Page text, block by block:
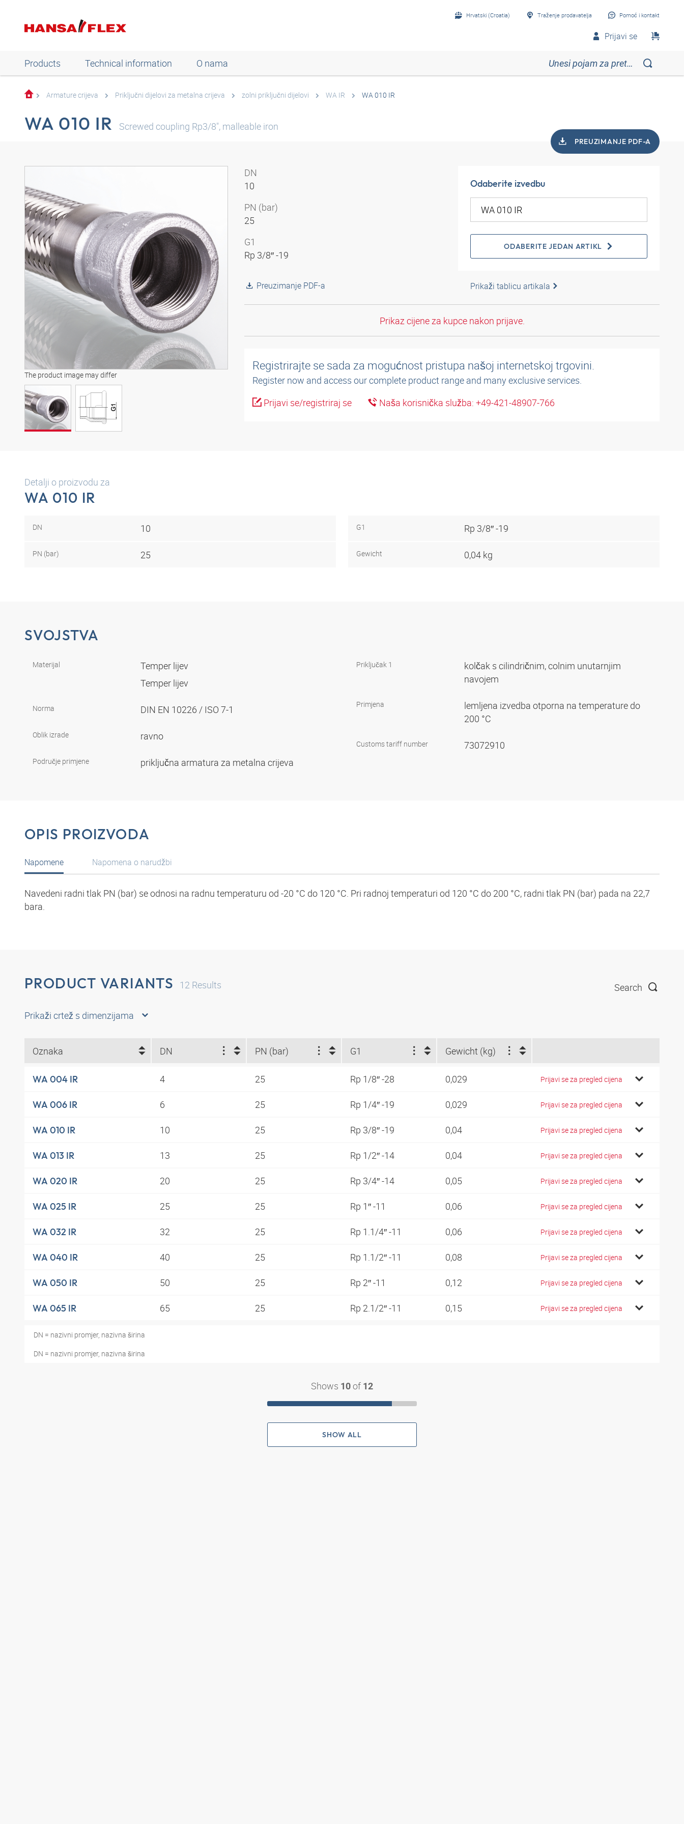
Hrvatski (Croatia) Traženje prodavatelja Pomoć i kontakt
Prijavi se
Products Technical information O nama
Armature crijeva Priključni dijelovi za metalna crijeva zolni priključni dijelovi WA IR WA 010 IR
WA 010 IR Screwed coupling Rp3/8", malleable iron
PREUZIMANJE PDF-A
The product image may differ
DN
10
PN (bar)
25
G1
Rp 3/8″ -19
Preuzimanje PDF-a
Odaberite izvedbu
ODABERITE JEDAN ARTIKL
Prikaži tablicu artikala
Prikaz cijene za kupce nakon prijave.
Registrirajte se sada za mogućnost pristupa našoj internetskoj trgovini.
Register now and access our complete product range and many exclusive services.
Prijavi se/registriraj se
Naša korisnička služba: +49-421-48907-766
Detalji o proizvodu za
WA 010 IR
DN 10
PN (bar) 25
G1 Rp 3/8″ -19
Gewicht 0,04 kg
SVOJSTVA
Materijal
Temper lijev
Temper lijev
Norma DIN EN 10226 / ISO 7-1
Oblik izrade ravno
Područje primjene priključna armatura za metalna crijeva
Priključak 1
kolčak s cilindričnim, colnim unutarnjim
navojem
Primjena
lemljena izvedba otporna na temperature do
200 °C
Customs tariff number 73072910
OPIS PROIZVODA
Napomene
Navedeni radni tlak PN (bar) se odnosi na radnu temperaturu od -20 °C do 120 °C. Pri radnoj temperaturi od 120 °C do 200 °C, radni tlak PN (bar) pada na 22,7
bara.
Napomena o narudžbi
PRODUCT VARIANTS 12 Results Search
Prikaži crtež s dimenzijama
Oznaka DN PN (bar) G1 Gewicht (kg)
WA 004 IR 4 25 Rp 1/8″ -28 0,029 Prijavi se za pregled cijena
WA 006 IR 6 25 Rp 1/4″ -19 0,029 Prijavi se za pregled cijena
WA 010 IR 10 25 Rp 3/8″ -19 0,04 Prijavi se za pregled cijena
WA 013 IR 13 25 Rp 1/2″ -14 0,04 Prijavi se za pregled cijena
WA 020 IR 20 25 Rp 3/4″ -14 0,05 Prijavi se za pregled cijena
WA 025 IR 25 25 Rp 1″ -11 0,06 Prijavi se za pregled cijena
WA 032 IR 32 25 Rp 1.1/4″ -11 0,06 Prijavi se za pregled cijena
WA 040 IR 40 25 Rp 1.1/2″ -11 0,08 Prijavi se za pregled cijena
WA 050 IR 50 25 Rp 2″ -11 0,12 Prijavi se za pregled cijena
WA 065 IR 65 25 Rp 2.1/2″ -11 0,15 Prijavi se za pregled cijena
DN = nazivni promjer, nazivna širina
DN = nazivni promjer, nazivna širina
Shows 10 of 12
SHOW ALL